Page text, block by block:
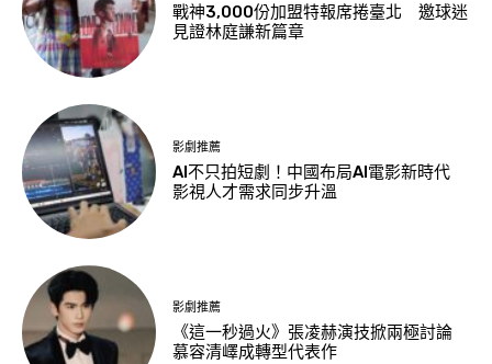
戰神3,000份加盟特報席捲臺北 邀球迷
見證林庭謙新篇章
影劇推薦
AI不只拍短劇！中國布局AI電影新時代
影視人才需求同步升溫
影劇推薦
《這一秒過火》張凌赫演技掀兩極討論
慕容清嶧成轉型代表作